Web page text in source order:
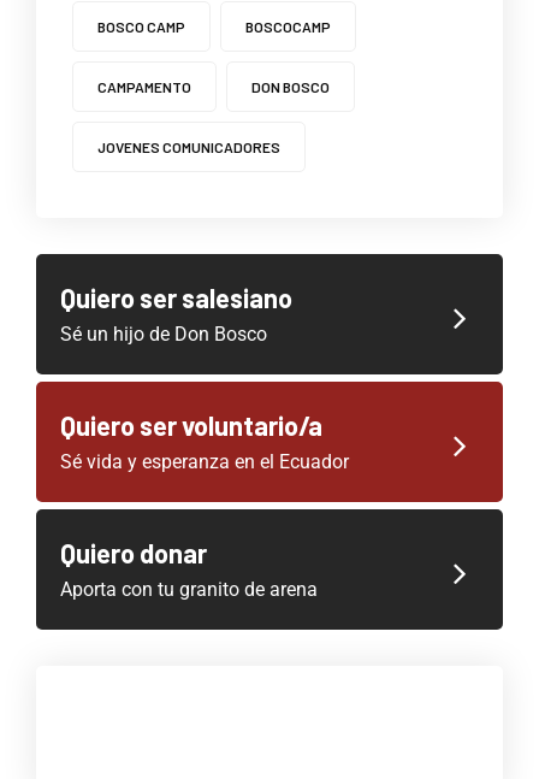
BOSCO CAMP BOSCOCAMP
CAMPAMENTO DON BOSCO
JOVENES COMUNICADORES
Quiero ser salesiano
Sé un hijo de Don Bosco
Quiero ser voluntario/a
Sé vida y esperanza en el Ecuador
Quiero donar
Aporta con tu granito de arena